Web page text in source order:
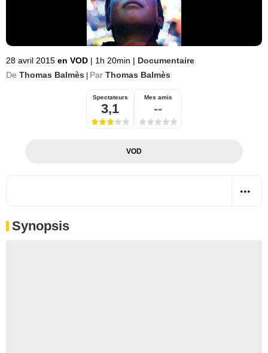
28 avril 2015 en VOD | 1h 20min | Documentaire
De Thomas Balmès Par Thomas Balmès
Spectateurs
3,1
Mes amis
--
VOD
Synopsis